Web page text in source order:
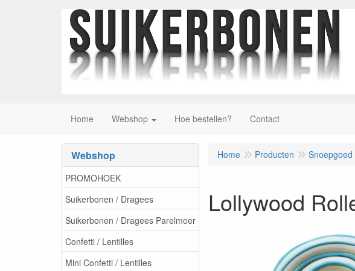
Home Webshop Hoe bestellen? Contact
Webshop
PROMOHOEK
Suikerbonen / Dragees
Suikerbonen / Dragees Parelmoer
Confetti / Lentilles
Mini Confetti / Lentilles
Home Producten Snoepgoed
Lollywood